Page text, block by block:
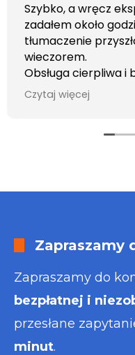
Szybko, a wręcz
zadałem około
tłumaczenie
wieczorem.
Obsługa cierpliwa i
Otrzymałem
usługa będzie dla
Czytaj więcej
Zapraszamy
Zapraszamy do
bezpłatnej i
przesłane
minut.